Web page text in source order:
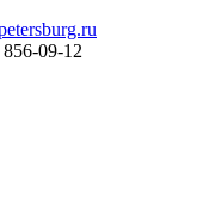
09-12